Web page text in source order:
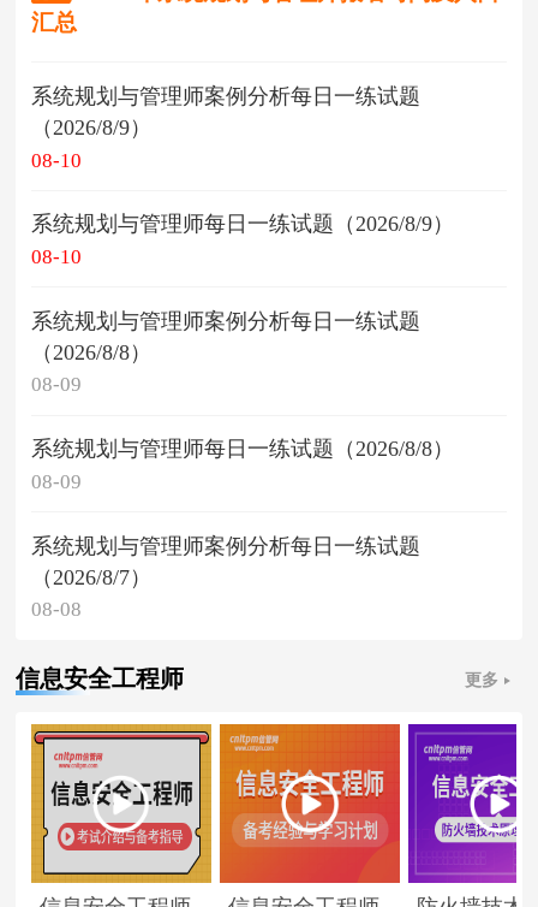
汇总
系统规划与管理师案例分析每日一练试题
（2026/8/9）
08-10
系统规划与管理师每日一练试题（2026/8/9）
08-10
系统规划与管理师案例分析每日一练试题
（2026/8/8）
08-09
系统规划与管理师每日一练试题（2026/8/8）
08-09
系统规划与管理师案例分析每日一练试题
（2026/8/7）
08-08
信息安全工程师 更多